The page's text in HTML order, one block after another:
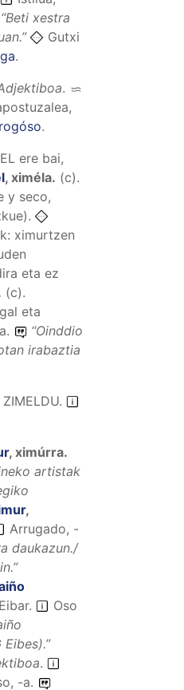
“Beti xestra
”
Gutxi
.
.
.
ere bai,
, ximéla. (c).
y seco,
ximurtzen
eta ez
(c).
eta
“Oinddio
irabaztia
ZIMELDU.
, ximúrra.
artistak
,
Arrugado, -
daukazun./
”
Eibar.
Oso
Eibes).”
.
-a.